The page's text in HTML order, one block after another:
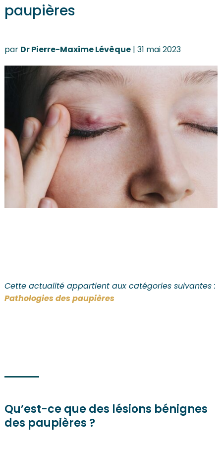
paupières
par Dr Pierre-Maxime Lévêque| 31 mai 2023
Cette actualité appartient aux catégories suivantes :
Pathologies des paupières
Qu’est-ce que des lésions bénignes
des paupières ?